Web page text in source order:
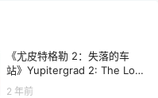
《尤皮特格勒 2：失落的车
站》Yupitergrad 2: The Lost
Station
2 年前